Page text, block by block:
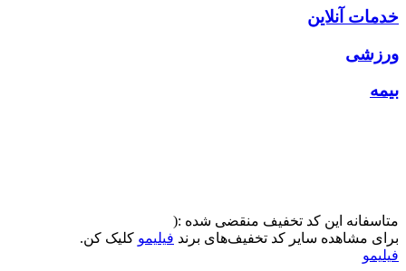
خدمات آنلاین
ورزشی
بیمه
متاسفانه این کد تخفیف منقضی شده :(
برای مشاهده سایر کد تخفیف‌های برند فیلیمو کلیک کن.
فیلیمو